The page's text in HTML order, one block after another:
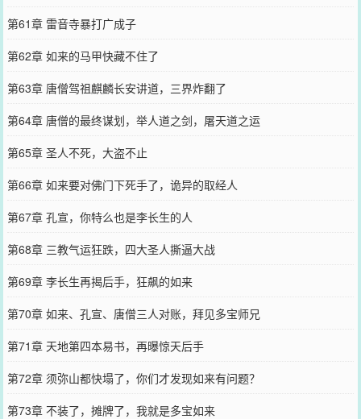
第61章 雷音寺暴打广成子
第62章 如来的马甲快藏不住了
第63章 唐僧驾祖麒麟长安讲道，三界炸翻了
第64章 唐僧的最终谋划，举人道之剑，屠天道之运
第65章 圣人不死，大盗不止
第66章 如来要对佛门下死手了，诡异的取经人
第67章 孔宣，你特么也是李长生的人
第68章 三教气运狂跌，四大圣人撕逼大战
第69章 李长生再揭后手，狂飙的如来
第70章 如来、孔宣、唐僧三人对账，拜见多宝师兄
第71章 天地第四本易书，再曝惊天后手
第72章 须弥山都快塌了，你们才发现如来有问题？
第73章 不装了，摊牌了，我就是多宝如来